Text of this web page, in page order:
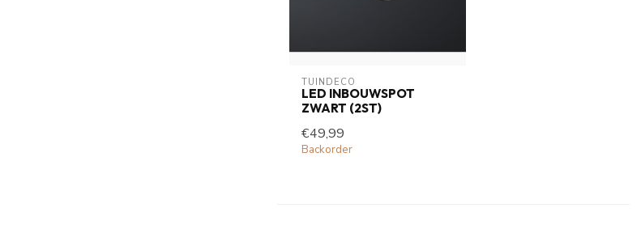
TUINDECO
LED INBOUWSPOT
ZWART (2ST)
€49,99
Backorder